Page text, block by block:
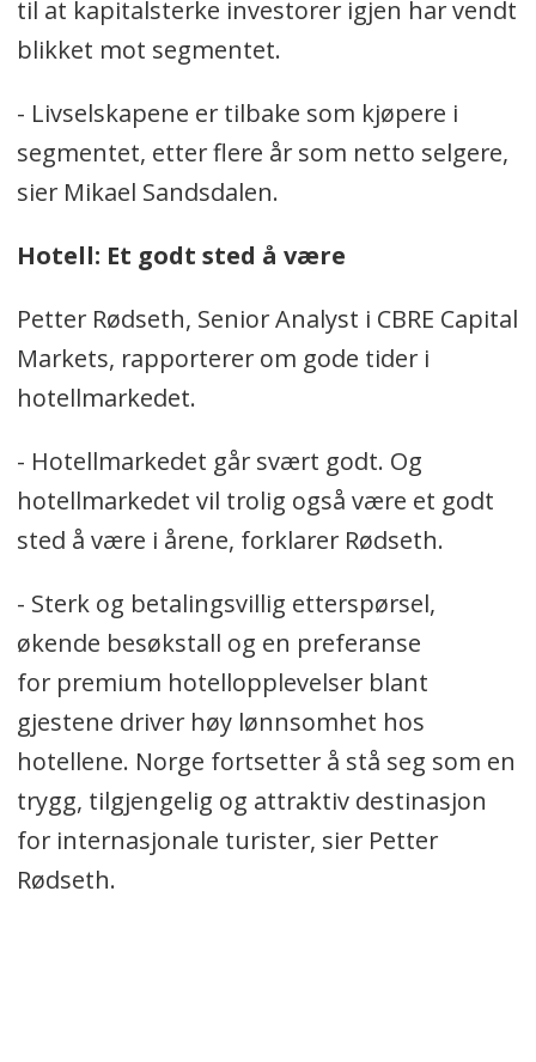
til at kapitalsterke investorer igjen har vendt
blikket mot segmentet.
- Livselskapene er tilbake som kjøpere i
segmentet, etter flere år som netto selgere,
sier Mikael Sandsdalen.
Hotell: Et godt sted å være
Petter Rødseth, Senior Analyst i CBRE Capital
Markets, rapporterer om gode tider i
hotellmarkedet.
- Hotellmarkedet går svært godt. Og
hotellmarkedet vil trolig også være et godt
sted å være i årene, forklarer Rødseth.
- Sterk og betalingsvillig etterspørsel,
økende besøkstall og en preferanse
for premium hotellopplevelser blant
gjestene driver høy lønnsomhet hos
hotellene. Norge fortsetter å stå seg som en
trygg, tilgjengelig og attraktiv destinasjon
for internasjonale turister, sier Petter
Rødseth.